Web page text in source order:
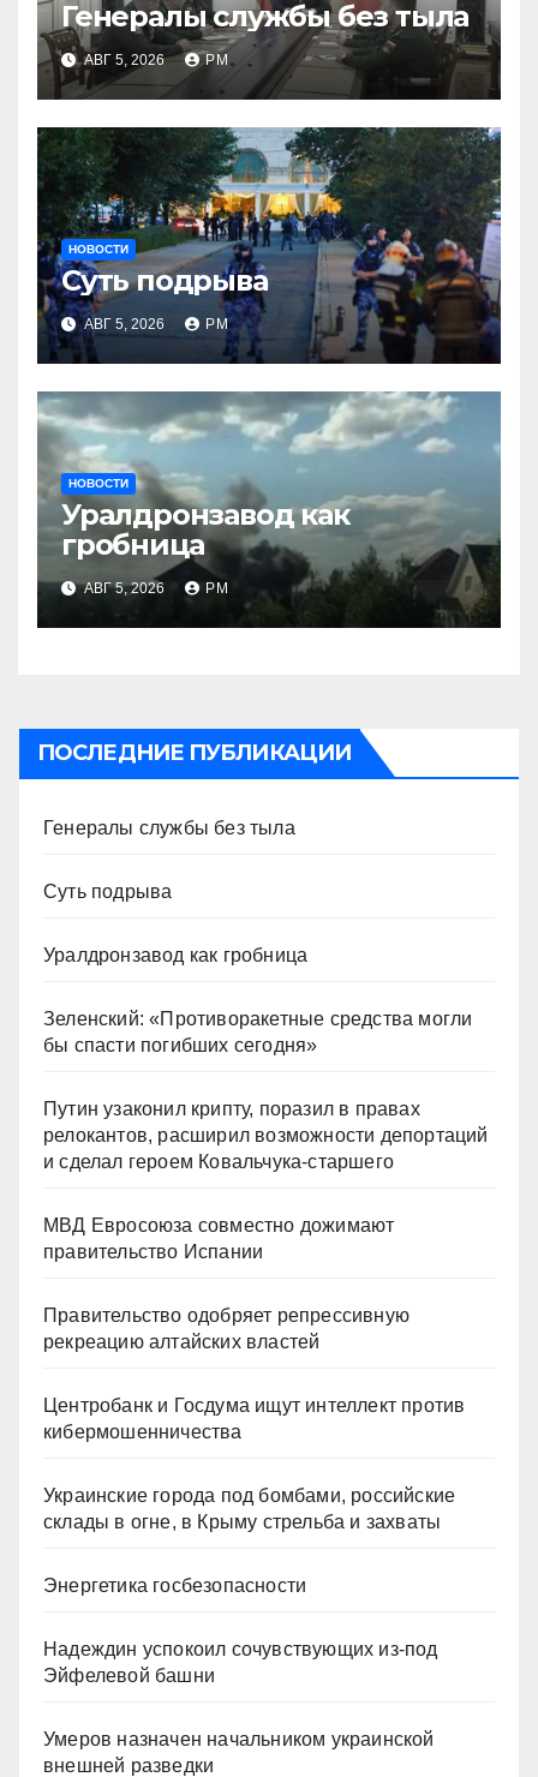
Генералы службы без тыла
АВГ 5, 2026 РМ
НОВОСТИ
Суть подрыва
АВГ 5, 2026 РМ
НОВОСТИ
Уралдронзавод как
гробница
АВГ 5, 2026 РМ
ПОСЛЕДНИЕ ПУБЛИКАЦИИ
Генералы службы без тыла
Суть подрыва
Уралдронзавод как гробница
Зеленский: «Противоракетные средства могли
бы спасти погибших сегодня»
Путин узаконил крипту, поразил в правах
релокантов, расширил возможности депортаций
и сделал героем Ковальчука-старшего
МВД Евросоюза совместно дожимают
правительство Испании
Правительство одобряет репрессивную
рекреацию алтайских властей
Центробанк и Госдума ищут интеллект против
кибермошенничества
Украинские города под бомбами, российские
склады в огне, в Крыму стрельба и захваты
Энергетика госбезопасности
Надеждин успокоил сочувствующих из-под
Эйфелевой башни
Умеров назначен начальником украинской
внешней разведки